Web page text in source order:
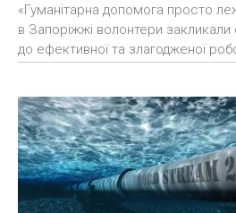
«Гуманітарна допомога просто
в Запоріжжі волонтери закликали
до ефективної та злагодженої